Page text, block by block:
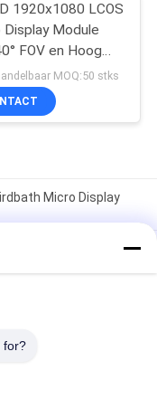
1920x1080 LCOS
Display Module
FOV en Hoog
200:1 voor
Toepassingen
MOQ:50 stks
Micro Display
Éénogige Scherm
Helm van AR
Kleine
& 1080 Resolutie
for?